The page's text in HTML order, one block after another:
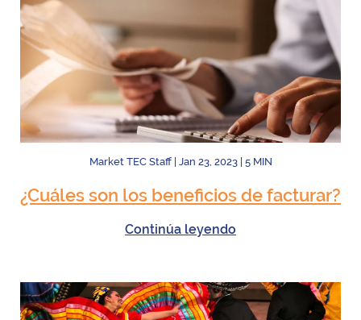
Market TEC Staff Jan 23, 2023 5MIN
¿Cuáles son los beneficios de facturar?
Continúa leyendo